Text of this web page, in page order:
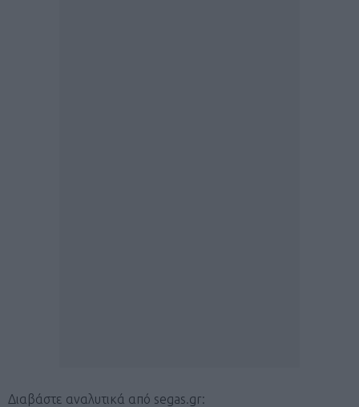
Διαβάστε αναλυτικά από segas.gr: